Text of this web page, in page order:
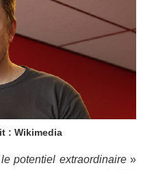
: Wikimedia
potentiel extraordinaire»